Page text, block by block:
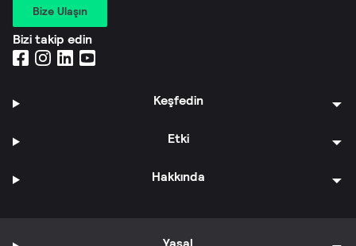
Bize Ulaşın
Bizi takip edin
Keşfedin
Etki
Hakkında